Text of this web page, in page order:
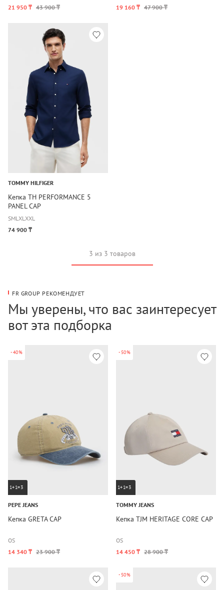
21 950 ₸ 43 900 ₸
19 160 ₸ 47 900 ₸
TOMMY HILFIGER
Кепка TH PERFORMANCE 5
PANEL CAP
SMLXLXXL
74 900 ₸
3 из 3 товаров
FR GROUP РЕКОМЕНДУЕТ
Мы уверены, что вас заинтересует
вот эта подборка
-40%
1+1=3
PEPE JEANS
Кепка GRETA CAP
OS
14 340 ₸ 23 900 ₸
-50%
1+1=3
TOMMY JEANS
Кепка TJM HERITAGE CORE CAP
OS
14 450 ₸ 28 900 ₸
-50%